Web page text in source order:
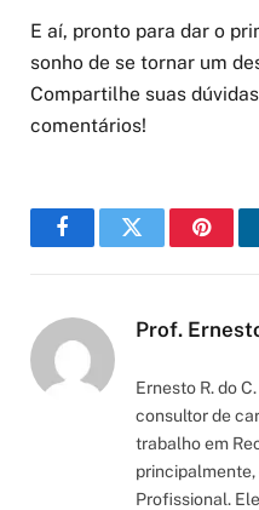
E aí, pronto para dar o
sonho de se tornar um
Compartilhe suas
comentários!
FacebookTwitter
Prof.
Ernesto R. do
consultor de
trabalho em
Profissional.